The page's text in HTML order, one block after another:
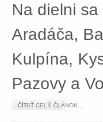
Na dielni
Aradáča,
Kulpína,
Pazovy a
ČÍTAŤ CELÝ ČLÁNOK...